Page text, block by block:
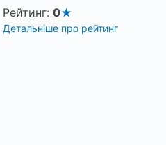
Рейтинг: 0
Детальніше про рейтинг